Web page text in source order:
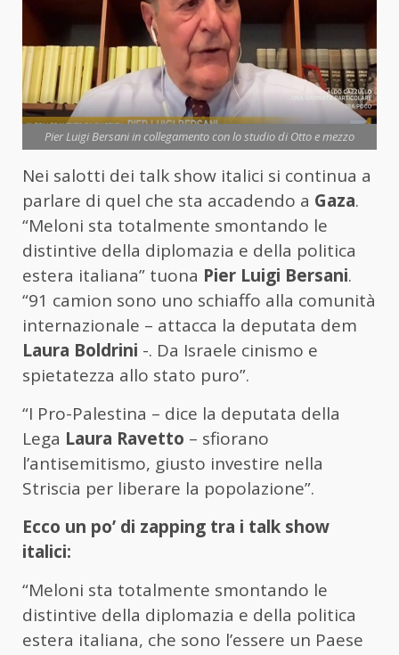
Pier Luigi Bersani in collegamento con lo studio di Otto e mezzo
Nei salotti dei talk show italici si continua a
parlare di quel che sta accadendo a Gaza.
“Meloni sta totalmente smontando le
distintive della diplomazia e della politica
estera italiana” tuona Pier Luigi Bersani.
“91 camion sono uno schiaffo alla comunità
internazionale – attacca la deputata dem
Laura Boldrini -. Da Israele cinismo e
spietatezza allo stato puro”.
“I Pro-Palestina – dice la deputata della
Lega Laura Ravetto – sfiorano
l’antisemitismo, giusto investire nella
Striscia per liberare la popolazione”.
Ecco un po’ di zapping tra i talk show
italici:
“Meloni sta totalmente smontando le
distintive della diplomazia e della politica
estera italiana, che sono l’essere un Paese